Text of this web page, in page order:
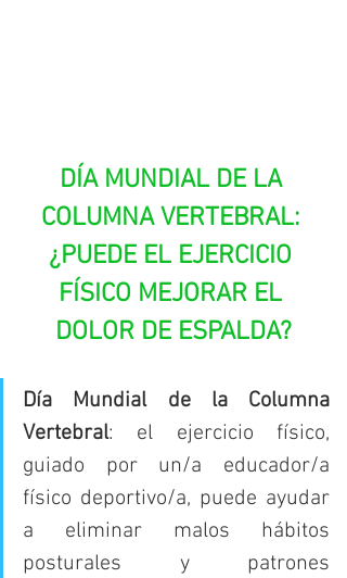
DÍA MUNDIAL DE LA
COLUMNA VERTEBRAL:
¿PUEDE EL EJERCICIO
FÍSICO MEJORAR EL
DOLOR DE ESPALDA?
Día Mundial de la Columna
Vertebral: el ejercicio físico,
guiado por un/a educador/a
físico deportivo/a, puede ayudar
a eliminar malos hábitos
posturales y patrones